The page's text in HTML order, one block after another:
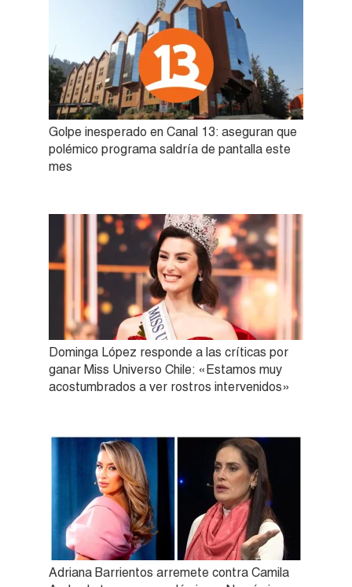
Golpe inesperado en Canal 13: aseguran que
polémico programa saldría de pantalla este
mes
Dominga López responde a las críticas por
ganar Miss Universo Chile: «Estamos muy
acostumbrados a ver rostros intervenidos»
Adriana Barrientos arremete contra Camila